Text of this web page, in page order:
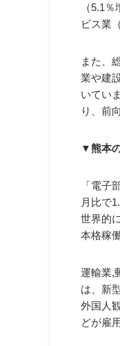
（5.1
ビス業
また、
業や建
いてい
り、前
▼熊本
「電子
月比で
世界的
本格稼
運輸業,
は、新
外国人
どが雇